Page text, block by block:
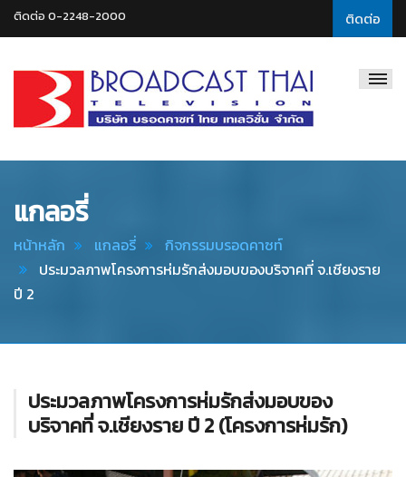
ติดต่อ
ติดต่อ 0-2248-2000
Thai
แกลอรี่
หน้าหลัก แกลอรี่
กิจกรรมบรอดคาซท์
ประมวลภาพโครงการห่มรักส่งมอบของบริจาคที่ จ.เชียงราย
ปี 2
ประมวลภาพโครงการห่มรักส่งมอบของ
บริจาคที่ จ.เชียงราย ปี 2 (โครงการห่มรัก)